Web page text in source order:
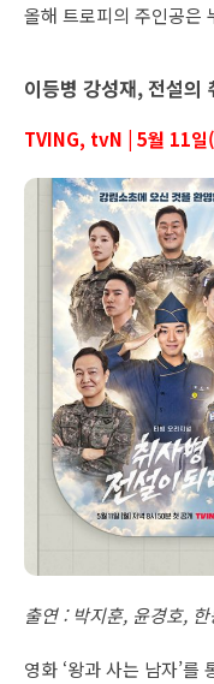
올해 트로피의 주인공은
이등병 강성재, 전설의
TVING, tvN | 5월 11일
출연 : 박지훈, 윤경호,
영화 ‘왕과 사는 남자’를